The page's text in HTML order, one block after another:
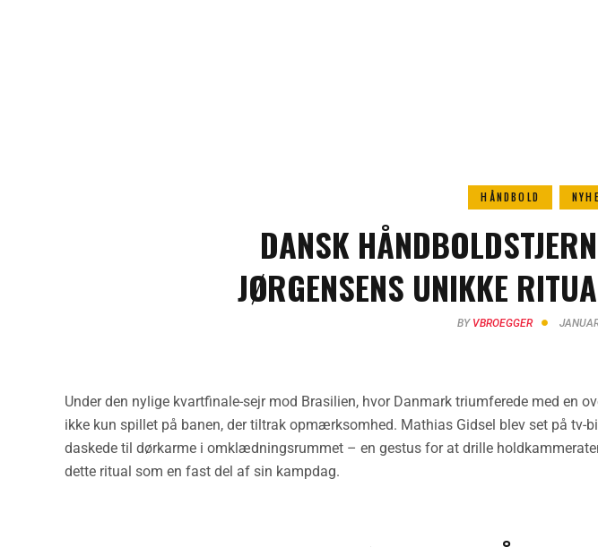
HÅNDBOLD
DANSK
JØRGENSENS UNIKKE
BY VBROEGGER
Under den nylige kvartfinale-sejr mod Brasilien, hvor Danmark triumferede med en
ikke kun spillet på banen, der tiltrak opmærksomhed. Mathias Gidsel blev set på tv-
daskede til dørkarme i omklædningsrummet – en gestus for at drille
dette ritual som en fast del af sin kampdag.